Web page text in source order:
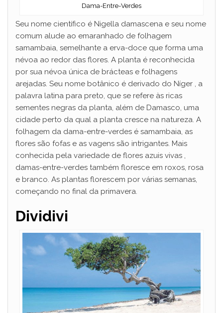
Dama-Entre-Verdes
Seu nome científico é Nigella damascena e seu nome
comum alude ao emaranhado de folhagem
samambaia, semelhante a erva-doce que forma uma
névoa ao redor das flores. A planta é reconhecida
por sua névoa única de brácteas e folhagens
arejadas. Seu nome botânico é derivado do Níger , a
palavra latina para preto, que se refere às ricas
sementes negras da planta, além de Damasco, uma
cidade perto da qual a planta cresce na natureza. A
folhagem da dama-entre-verdes é samambaia, as
flores são fofas e as vagens são intrigantes. Mais
conhecida pela variedade de flores azuis vivas ,
damas-entre-verdes também floresce em roxos, rosa
e branco. As plantas florescem por várias semanas,
começando no final da primavera.
Dividivi